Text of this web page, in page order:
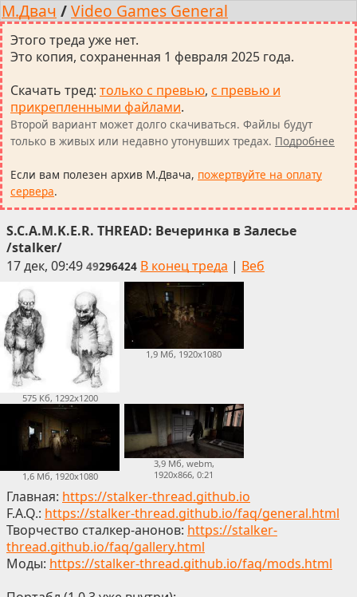
М.Двач /Video Games General
Этого треда уже нет.
Это копия, сохраненная 1 февраля 2025 года.
Скачать тред: только с превью, с превью и
прикрепленными файлами.
Второй вариант может долго скачиваться. Файлы будут
только в живых или недавно утонувших тредах. Подробнее
Если вам полезен архив М.Двача, пожертвуйте на оплату
сервера.
S.C.A.M.K.E.R. THREAD: Вечеринка в Залесье
/stalker/
17 дек, 09:49 49296424 В конец треда | Веб
575 Кб, 1292x1200
1,9 Мб, 1920x1080
1,6 Мб, 1920x1080
3,9 Мб, webm,
1920x866, 0:21
Главная: https://stalker-thread.github.io
F.A.Q.: https://stalker-thread.github.io/faq/general.html
Творчество сталкер-анонов: https://stalker-
thread.github.io/faq/gallery.html
Моды: https://stalker-thread.github.io/faq/mods.html